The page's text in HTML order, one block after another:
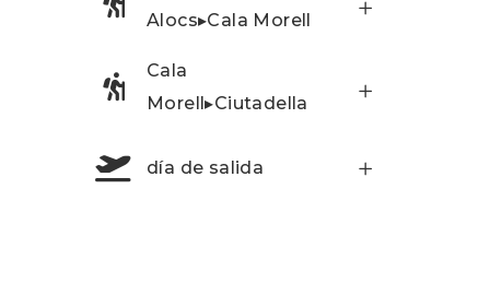
Alocs▸Cala Morell
Cala
Morell▸Ciutadella
día de salida